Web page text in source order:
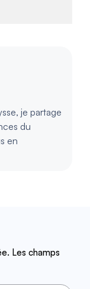
je partage
du
en
Les champs